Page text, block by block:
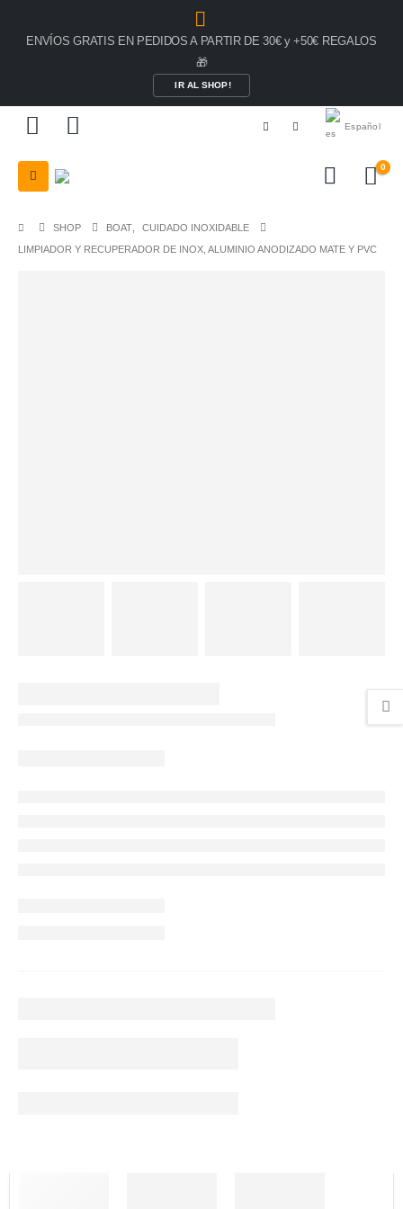
ENVÍOS GRATIS EN PEDIDOS A PARTIR DE 30€ y +50€ REGALOS
🎁
IR AL SHOP!
Español
0
SHOP BOAT
CUIDADO INOXIDABLE
LIMPIADOR Y RECUPERADOR DE INOX, ALUMINIO ANODIZADO MATE Y PVC